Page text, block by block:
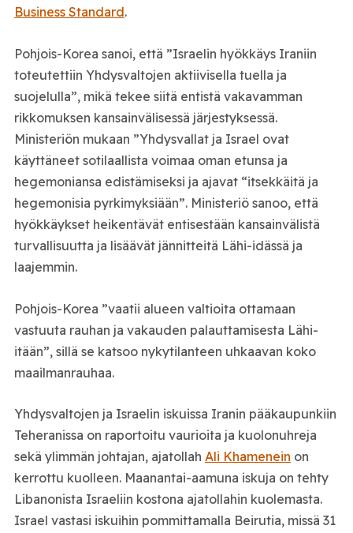
Business Standard.
Pohjois-Korea sanoi, että ”Israelin hyökkäys Iraniin
toteutettiin Yhdysvaltojen aktiivisella tuella ja
suojelulla”, mikä tekee siitä entistä vakavamman
rikkomuksen kansainvälisessä järjestyksessä.
Ministeriön mukaan ”Yhdysvallat ja Israel ovat
käyttäneet sotilaallista voimaa oman etunsa ja
hegemoniansa edistämiseksi ja ajavat “itsekkäitä ja
hegemonisia pyrkimyksiään”. Ministeriö sanoo, että
hyökkäykset heikentävät entisestään kansainvälistä
turvallisuutta ja lisäävät jännitteitä Lähi-idässä ja
laajemmin.
Pohjois-Korea ”vaatii alueen valtioita ottamaan
vastuuta rauhan ja vakauden palauttamisesta Lähi-
itään”, sillä se katsoo nykytilanteen uhkaavan koko
maailmanrauhaa.
Yhdysvaltojen ja Israelin iskuissa Iranin pääkaupunkiin
Teheranissa on raportoitu vaurioita ja kuolonuhreja
sekä ylimmän johtajan, ajatollah Ali Khamenein on
kerrottu kuolleen. Maanantai-aamuna iskuja on tehty
Libanonista Israeliin kostona ajatollahin kuolemasta.
Israel vastasi iskuihin pommittamalla Beirutia, missä 31